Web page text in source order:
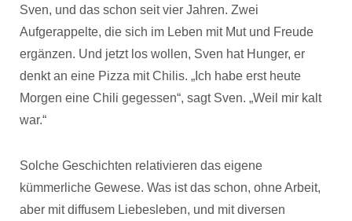
Sven, und das schon seit vier Jahren. Zwei
Aufgerappelte, die sich im Leben mit Mut und Freude
ergänzen. Und jetzt los wollen, Sven hat Hunger, er
denkt an eine Pizza mit Chilis. „Ich habe erst heute
Morgen eine Chili gegessen“, sagt Sven. „Weil mir kalt
war.“
Solche Geschichten relativieren das eigene
kümmerliche Gewese. Was ist das schon, ohne Arbeit,
aber mit diffusem Liebesleben, und mit diversen